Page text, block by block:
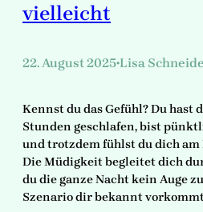
vielleicht
22. August 2025•Lisa
Kennst du das Gefühl? Du hast
Stunden geschlafen, bist
und trotzdem fühlst du dich
Die Müdigkeit begleitet dich
du die ganze Nacht kein Auge
Szenario dir bekannt